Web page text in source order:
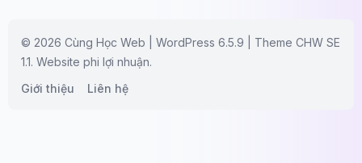
© 2026 Cùng Học Web | WordPress 6.5.9 | Theme CHW SE
1.1. Website phi lợi nhuận.
Giới thiệu
Liên hệ